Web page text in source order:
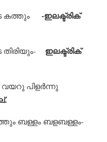
കത്തും
-ഇലക്ട്രിക്
തിരിയും- ഇലക്ട്രിക്
വയറു പിളര്‍ന്നു
ബള്ളം ബളബള്ളം-